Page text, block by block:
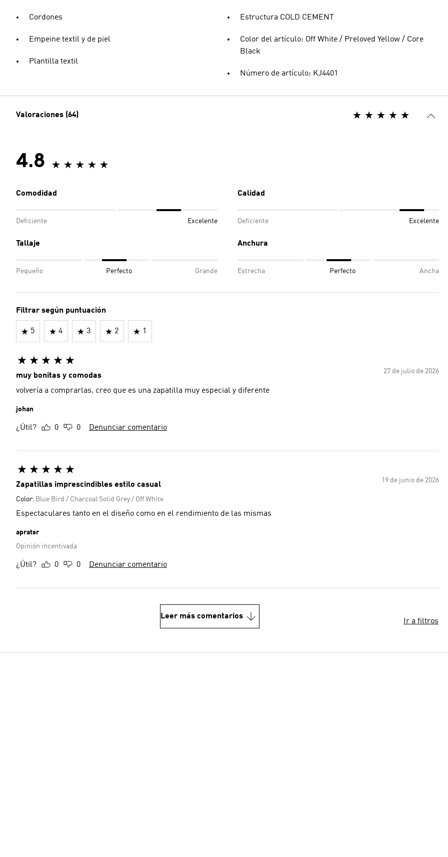
Cordones
Empeine textil y de piel
Plantilla textil
Estructura COLD CEMENT
Color del artículo: Off White / Preloved Yellow / Core
Black
Número de artículo: KJ4401
Valoraciones (64)
4.8
Comodidad
Deficiente Excelente
Calidad
Deficiente Excelente
Tallaje
Pequeño Perfecto Grande
Anchura
Estrecha Perfecto Ancha
Filtrar según puntuación
5 4 3 2 1
27 de julio de 2026
muy bonitas y comodas
volvería a comprarlas. creo que es una zapatilla muy especial y diferente
johan
¿Útil? 0 0 Denunciar comentario
19 de junio de 2026
Zapatillas imprescindibles estilo casual
Color: Blue Bird / Charcoal Solid Grey / Off White
Espectaculares tanto en el diseño como en el rendimiento de las mismas
apratsr
Opinión incentivada
¿Útil? 0 0 Denunciar comentario
Leer más comentarios
Ir a filtros